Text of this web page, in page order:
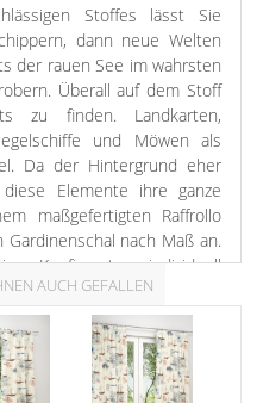
Stoffes lässt Sie
dann neue Welten
der rauen See im wahrsten
Überall auf dem Stoff
zu finden. Landkarten,
und Möwen als
Da der Hintergrund eher
Elemente ihre ganze
maßgefertigten Raffrollo
nach Maß an.
Konfigurator individuell
lässt genügend
helle, offene Atmosphäre
Ihre Privatsphäre stets
kreative Ideen verwirklichen
zudem als Meterware an.
AUCH GEFALLEN